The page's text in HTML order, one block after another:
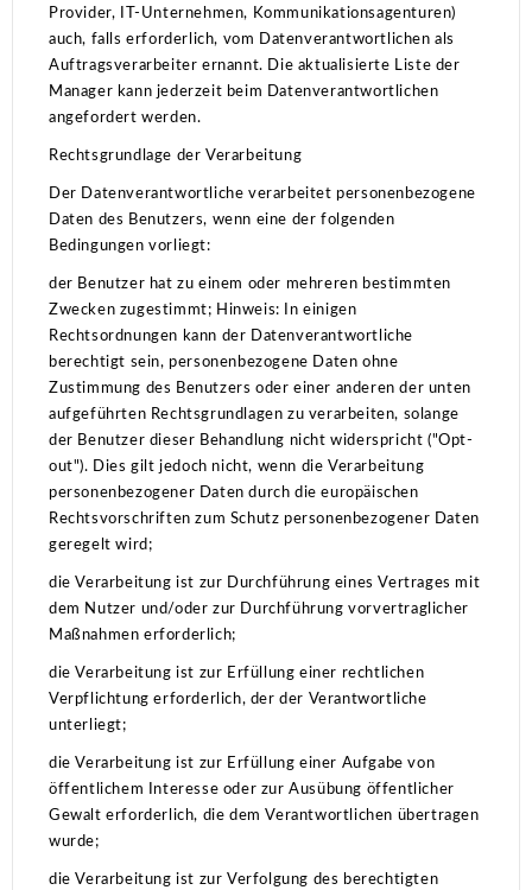
Provider, IT-Unternehmen, Kommunikationsagenturen)
auch, falls erforderlich, vom Datenverantwortlichen als
Auftragsverarbeiter ernannt. Die aktualisierte Liste der
Manager kann jederzeit beim Datenverantwortlichen
angefordert werden.
Rechtsgrundlage der Verarbeitung
Der Datenverantwortliche verarbeitet personenbezogene
Daten des Benutzers, wenn eine der folgenden
Bedingungen vorliegt:
der Benutzer hat zu einem oder mehreren bestimmten
Zwecken zugestimmt; Hinweis: In einigen
Rechtsordnungen kann der Datenverantwortliche
berechtigt sein, personenbezogene Daten ohne
Zustimmung des Benutzers oder einer anderen der unten
aufgeführten Rechtsgrundlagen zu verarbeiten, solange
der Benutzer dieser Behandlung nicht widerspricht ("Opt-
out"). Dies gilt jedoch nicht, wenn die Verarbeitung
personenbezogener Daten durch die europäischen
Rechtsvorschriften zum Schutz personenbezogener Daten
geregelt wird;
die Verarbeitung ist zur Durchführung eines Vertrages mit
dem Nutzer und/oder zur Durchführung vorvertraglicher
Maßnahmen erforderlich;
die Verarbeitung ist zur Erfüllung einer rechtlichen
Verpflichtung erforderlich, der der Verantwortliche
unterliegt;
die Verarbeitung ist zur Erfüllung einer Aufgabe von
öffentlichem Interesse oder zur Ausübung öffentlicher
Gewalt erforderlich, die dem Verantwortlichen übertragen
wurde;
die Verarbeitung ist zur Verfolgung des berechtigten